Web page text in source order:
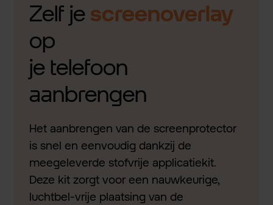
Zelf je screenoverlay
op
je telefoon
aanbrengen
Het aanbrengen van de screenprotector
is snel en eenvoudig dankzij de
meegeleverde stofvrije applicatiekit.
Deze kit zorgt voor een nauwkeurige,
luchtbel-vrije plaatsing van de